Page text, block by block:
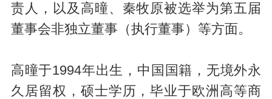
责人，以及高曈、秦牧原被选举为第五届
董事会非独立董事（执行董事）等方面。
高曈于1994年出生，中国国籍，无境外永
久居留权，硕士学历，毕业于欧洲高等商